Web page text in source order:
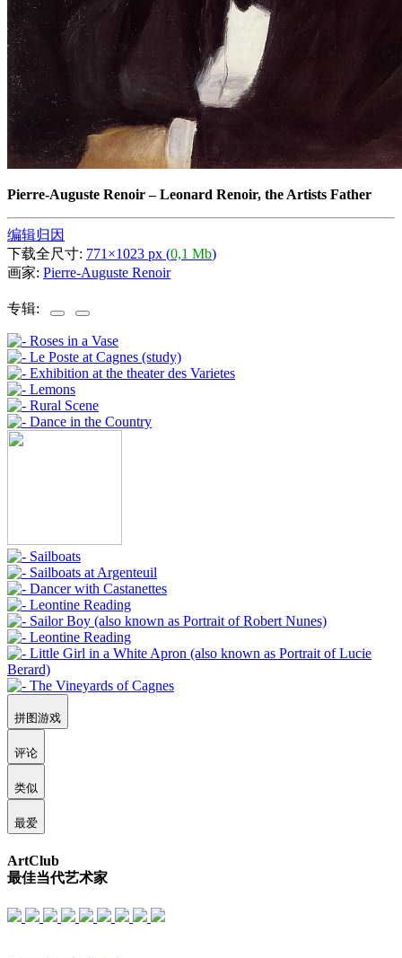
Pierre-Auguste Renoir–Leonard Renoir, the Artists Father
编辑归因
下载全尺寸: 771×1023 px (0,1 Mb)
画家: Pierre-Auguste Renoir
专辑:
拼图游戏
评论
类似
最爱
ArtClub
最佳当代艺术家